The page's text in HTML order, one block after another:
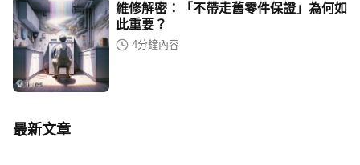
維修解密：「不帶走舊零件保證」為何如
此重要？
4分鐘內容
最新文章